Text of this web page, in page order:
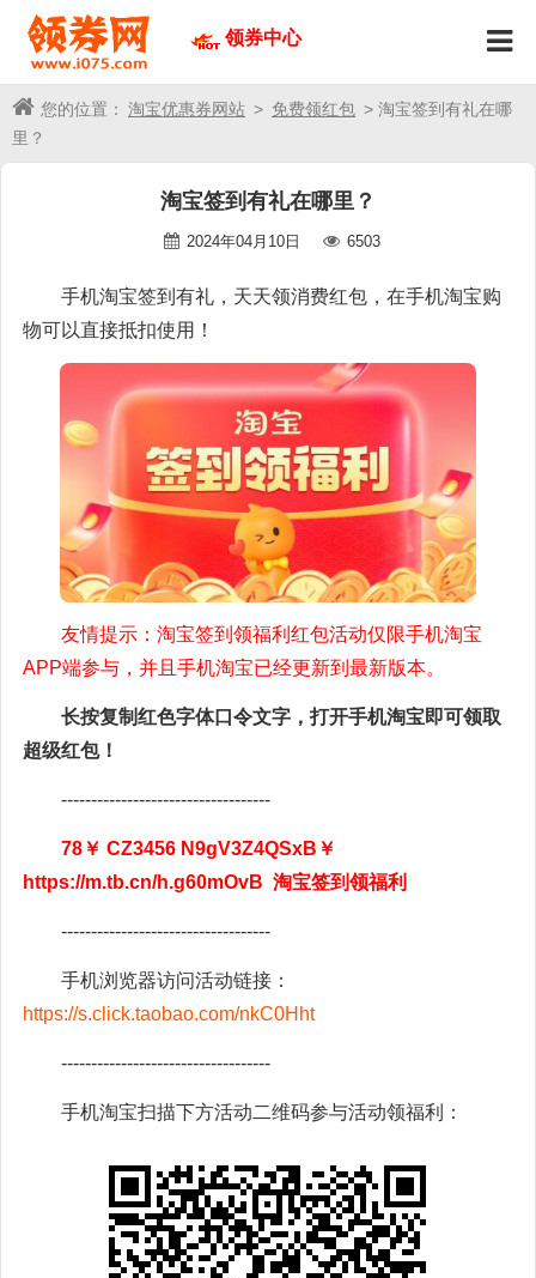
领券中心
您的位置： 淘宝优惠券网站 > 免费领红包 > 淘宝签到有礼在哪
里？
淘宝签到有礼在哪里？
2024年04月10日 6503
手机淘宝签到有礼，天天领消费红包，在手机淘宝购
物可以直接抵扣使用！
友情提示：淘宝签到领福利红包活动仅限手机淘宝
APP端参与，并且手机淘宝已经更新到最新版本。
长按复制红色字体口令文字，打开手机淘宝即可领取
超级红包！
-----------------------------------
78￥ CZ3456 N9gV3Z4QSxB￥
https://m.tb.cn/h.g60mOvB 淘宝签到领福利
-----------------------------------
手机浏览器访问活动链接：
https://s.click.taobao.com/nkC0Hht
-----------------------------------
手机淘宝扫描下方活动二维码参与活动领福利：